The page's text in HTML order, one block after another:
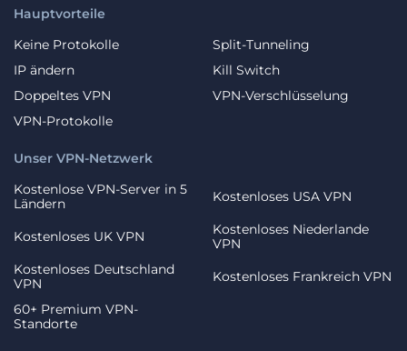
Hauptvorteile
Keine Protokolle
Split-Tunneling
IP ändern
Kill Switch
Doppeltes VPN
VPN-Verschlüsselung
VPN-Protokolle
Unser VPN-Netzwerk
Kostenlose VPN-Server in 5
Ländern
Kostenloses USA VPN
Kostenloses UK VPN
Kostenloses Niederlande
VPN
Kostenloses Deutschland
VPN
Kostenloses Frankreich VPN
60+ Premium VPN-
Standorte